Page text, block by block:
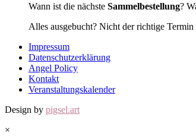
Wann ist die nächste Sammelbestellung?
Alles ausgebucht? Nicht der richtige
Impressum
Datenschutzerklärung
Angel Policy
Kontakt
Veranstaltungskalender
Design by pigsel.art
×